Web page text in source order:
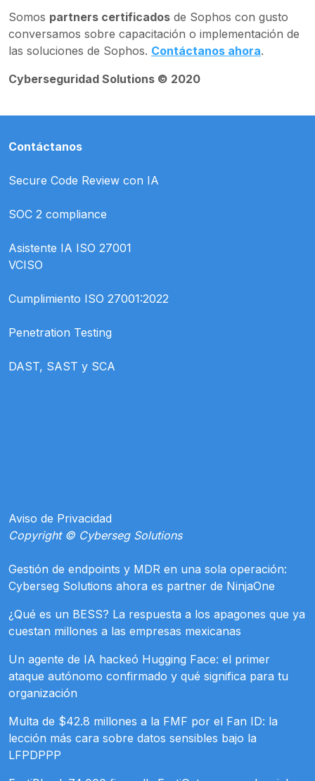
Somos partners certificados de Sophos con gusto
conversamos sobre capacitación o implementación de
las soluciones de Sophos. Contáctanos ahora.
Cyberseguridad Solutions © 2020
Contáctanos
Secure Code Review con IA
SOC 2 compliance
Asistente IA ISO 27001
VCISO
Cumplimiento ISO 27001:2022
Penetration Testing
DAST, SAST y SCA
Aviso de Privacidad
Copyright © Cyberseg Solutions
Gestión de endpoints y MDR en una sola operación:
Cyberseg Solutions ahora es partner de NinjaOne
¿Qué es un BESS? La respuesta a los apagones que ya
cuestan millones a las empresas mexicanas
Un agente de IA hackeó Hugging Face: el primer
ataque autónomo confirmado y qué significa para tu
organización
Multa de $42.8 millones a la FMF por el Fan ID: la
lección más cara sobre datos sensibles bajo la
LFPDPPP